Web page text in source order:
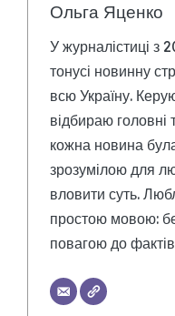
Ольга Яценко
У журналістиці з
тонусі новинну
всю Україну.
відбираю
кожна новина
зрозумілою для
вловити суть.
простою мовою:
повагою до фактів